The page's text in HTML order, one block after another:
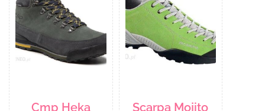
Cmp Heka
Scarpa Mojito